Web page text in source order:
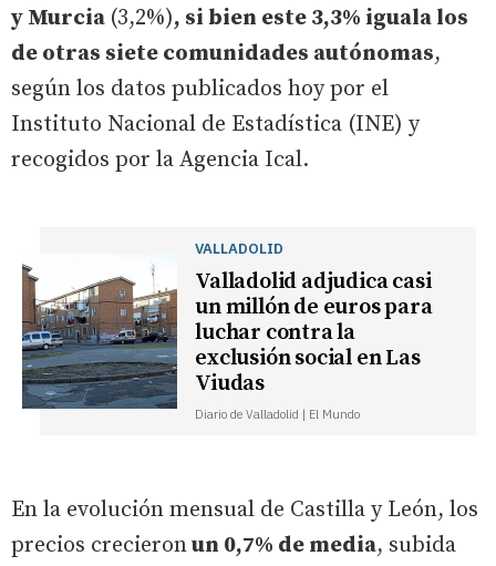
y Murcia (3,2%), si bien este 3,3% iguala los
de otras siete comunidades autónomas,
según los datos publicados hoy por el
Instituto Nacional de Estadística (INE) y
recogidos por la Agencia Ical.
VALLADOLID
Valladolid adjudica casi
un millón de euros para
luchar contra la
exclusión social en Las
Viudas
Diario de Valladolid | El Mundo
En la evolución mensual de Castilla y León, los
precios crecieronun 0,7% de media, subida